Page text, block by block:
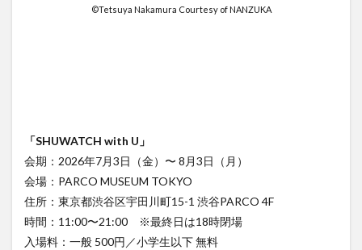
©Tetsuya Nakamura Courtesy of NANZUKA
「SHUWATCH with U」
会期：2026年7月3日（金）〜 8月3日（月）
会場：PARCO MUSEUM TOKYO
住所：東京都渋谷区宇田川町15-1 渋谷PARCO 4F
時間：11:00〜21:00 ※最終日は18時閉場
入場料：一般 500円／小学生以下 無料